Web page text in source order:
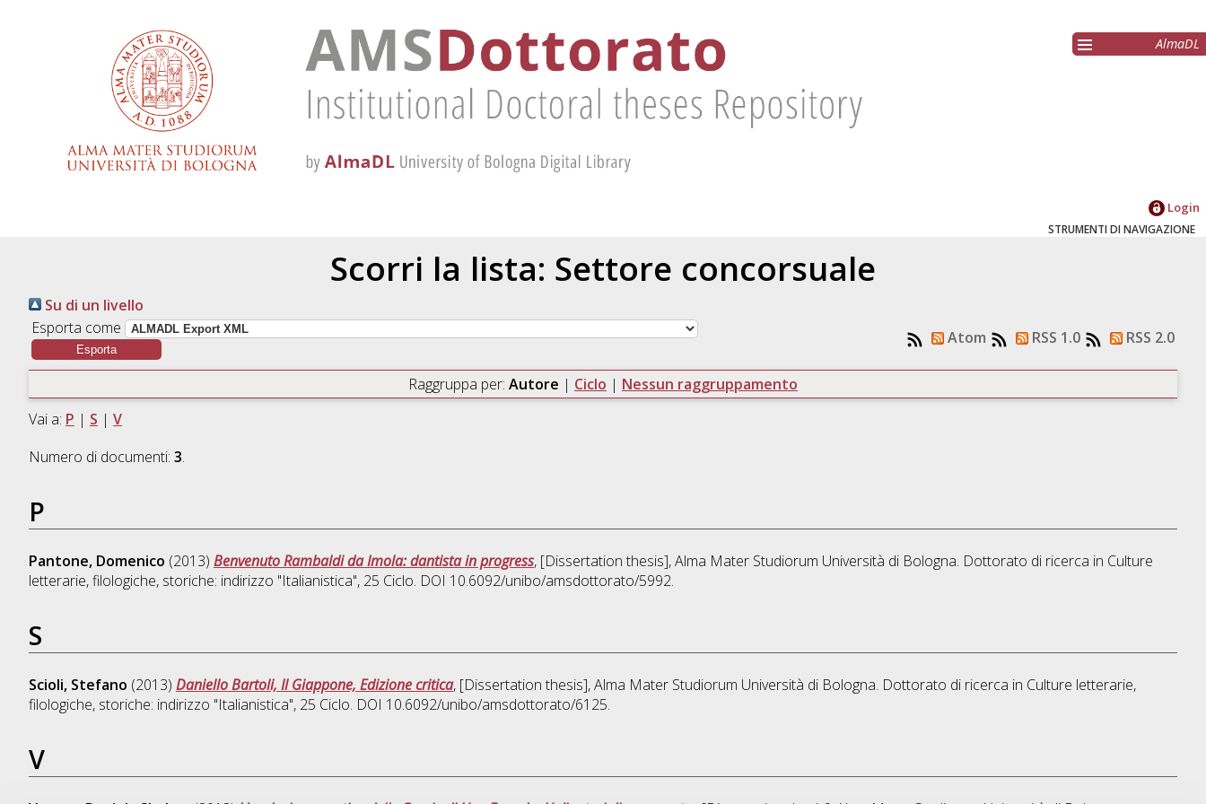
AlmaDL
Login
STRUMENTI DI NAVIGAZIONE
Scorri la lista: Settore concorsuale
Su di un livello
Esporta come
Atom RSS 1.0 RSS 2.0
Raggruppa per: Autore | Ciclo | Nessun raggruppamento
Vai a: P | S | V
Numero di documenti: 3.
P
Pantone, Domenico (2013) Benvenuto Rambaldi da Imola: dantista in progress, [Dissertation thesis], Alma Mater Studiorum Università di Bologna. Dottorato di ricerca in Culture
letterarie, filologiche, storiche: indirizzo "Italianistica", 25 Ciclo. DOI 10.6092/unibo/amsdottorato/5992.
S
Scioli, Stefano (2013) Daniello Bartoli, Il Giappone, Edizione critica, [Dissertation thesis], Alma Mater Studiorum Università di Bologna. Dottorato di ricerca in Culture letterarie,
filologiche, storiche: indirizzo "Italianistica", 25 Ciclo. DOI 10.6092/unibo/amsdottorato/6125.
V